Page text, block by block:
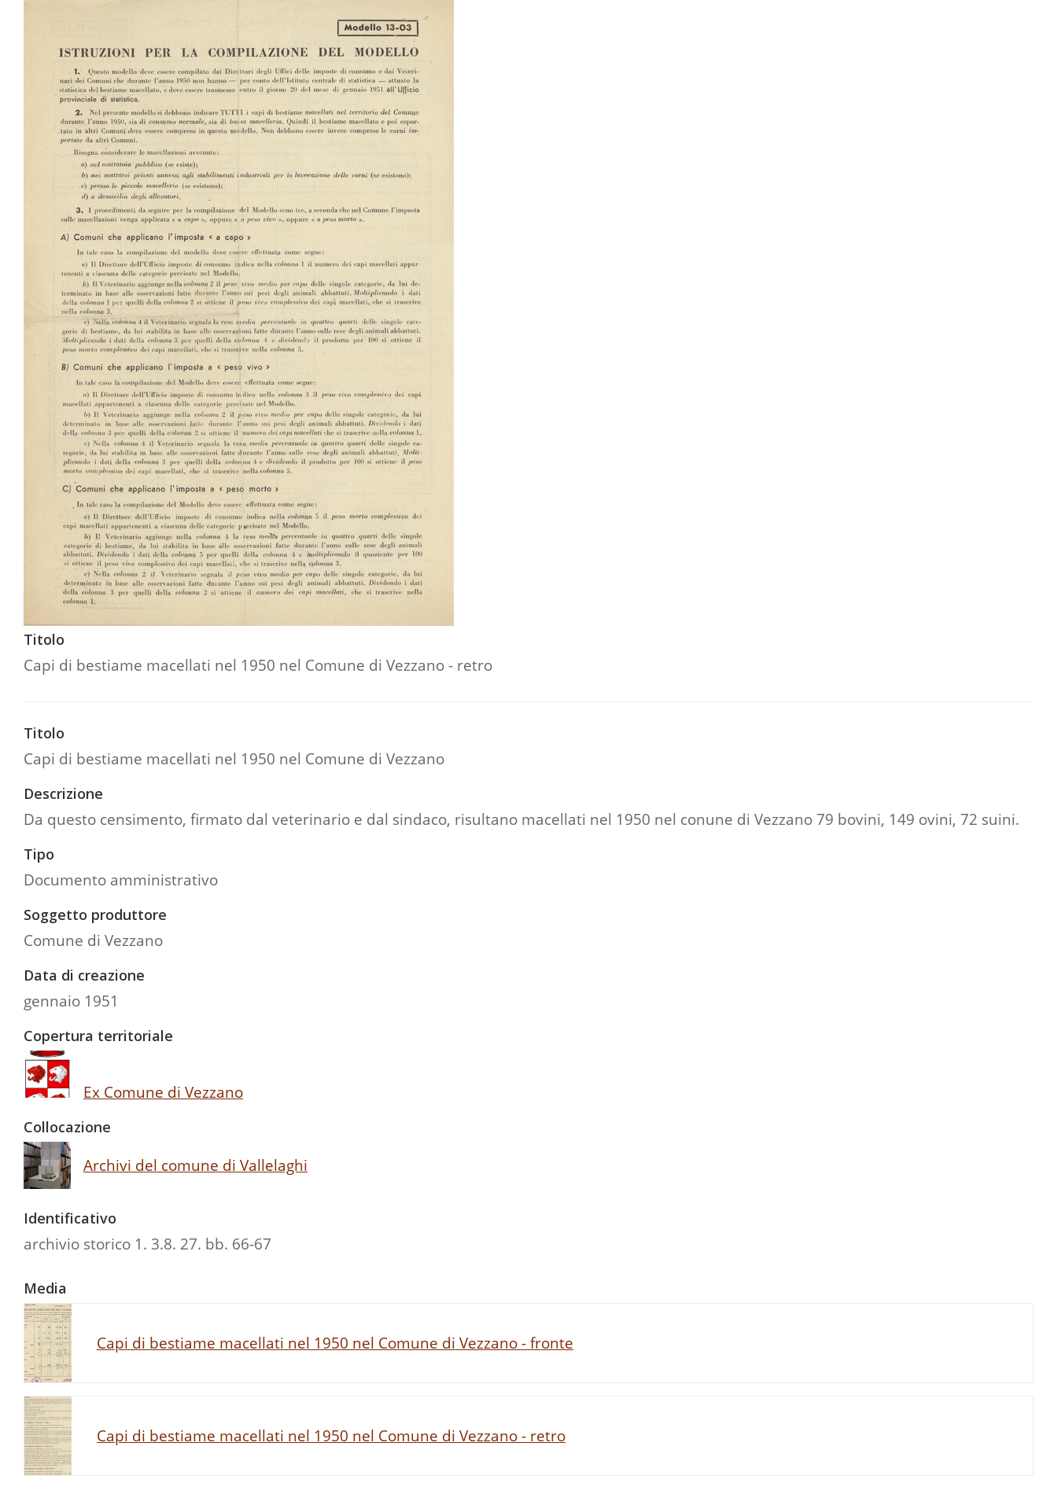
Titolo
Capi di bestiame macellati nel 1950 nel Comune di Vezzano - retro
Titolo
Capi di bestiame macellati nel 1950 nel Comune di Vezzano
Descrizione
Da questo censimento, firmato dal veterinario e dal sindaco, risultano macellati nel 1950 nel conune di Vezzano 79 bovini, 149 ovini, 72 suini.
Tipo
Documento amministrativo
Soggetto produttore
Comune di Vezzano
Data di creazione
gennaio 1951
Copertura territoriale
Ex Comune di Vezzano
Collocazione
Archivi del comune di Vallelaghi
Identificativo
archivio storico 1. 3.8. 27. bb. 66-67
Media
Capi di bestiame macellati nel 1950 nel Comune di Vezzano - fronte
Capi di bestiame macellati nel 1950 nel Comune di Vezzano - retro